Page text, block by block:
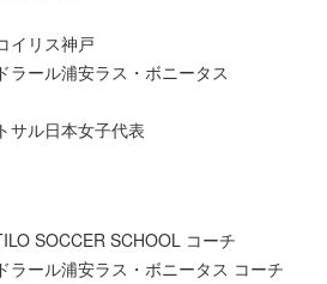
リス神戸
ール浦安ラス・ボニータス
ル日本女子代表
SOCCER SCHOOL コーチ
ール浦安ラス・ボニータス コーチ